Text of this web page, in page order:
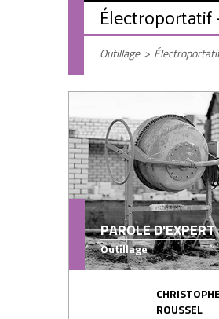
Électroportatif
Outillage >
PAROLE D'EXPERT
Outillage
CHRISTOPHE
ROUSSEL